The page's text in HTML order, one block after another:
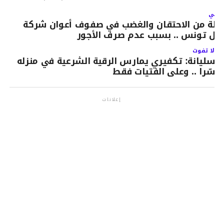
من الاحتقان والغضب في صفوف أعوان شركة
تونس .. بسبب عدم صرف الأجور
لا تفوت
سليانة: تكفيري يمارس الرقية الشرعية في منزله
سّرا .. وعلى الفتيات فقط
إعلانات